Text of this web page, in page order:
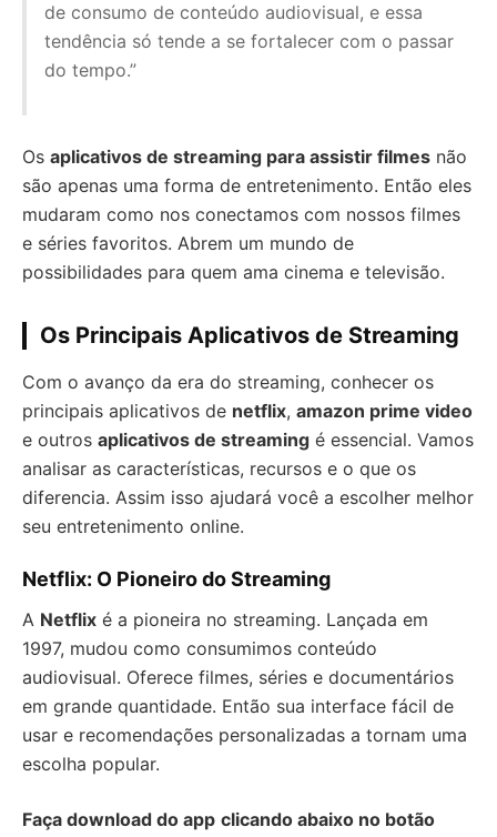
de consumo de conteúdo audiovisual, e essa
tendência só tende a se fortalecer com o passar
do tempo.”
Os aplicativos de streaming para assistir filmes não
são apenas uma forma de entretenimento. Então eles
mudaram como nos conectamos com nossos filmes
e séries favoritos. Abrem um mundo de
possibilidades para quem ama cinema e televisão.
Os Principais Aplicativos de Streaming
Com o avanço da era do streaming, conhecer os
principais aplicativos de netflix, amazon prime video
e outros aplicativos de streaming é essencial. Vamos
analisar as características, recursos e o que os
diferencia. Assim isso ajudará você a escolher melhor
seu entretenimento online.
Netflix: O Pioneiro do Streaming
A Netflix é a pioneira no streaming. Lançada em
1997, mudou como consumimos conteúdo
audiovisual. Oferece filmes, séries e documentários
em grande quantidade. Então sua interface fácil de
usar e recomendações personalizadas a tornam uma
escolha popular.
Faça download do app clicando abaixo no botão